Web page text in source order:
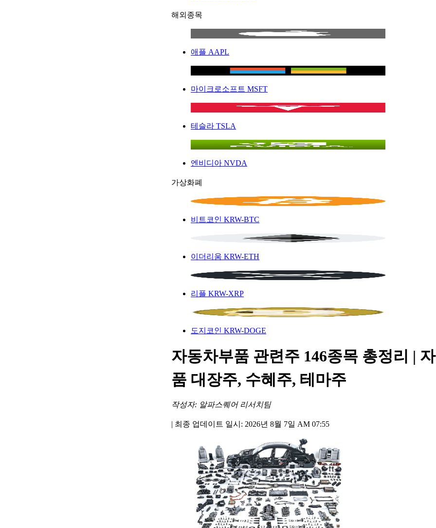
해외종목
애플 AAPL
마이크로소프트 MSFT
테슬라 TSLA
엔비디아 NVDA
가상화폐
비트코인 KRW-BTC
이더리움 KRW-ETH
리플 KRW-XRP
도지코인 KRW-DOGE
자동차부품 관련주 146종목 총정리 |
품 대장주, 수혜주, 테마주
작성자: 알파스퀘어 리서치팀
| 최종 업데이트 일시: 2026년 8월 7일 AM 07:55